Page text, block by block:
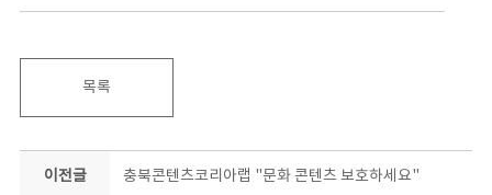
목록
이전글 충북콘텐츠코리아랩 "문화 콘텐츠 보호하세요"